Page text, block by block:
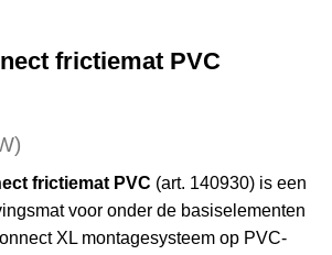
frictiemat PVC
frictiemat PVC (art. 140930) is een
voor onder de basiselementen
XL montagesysteem op PVC-